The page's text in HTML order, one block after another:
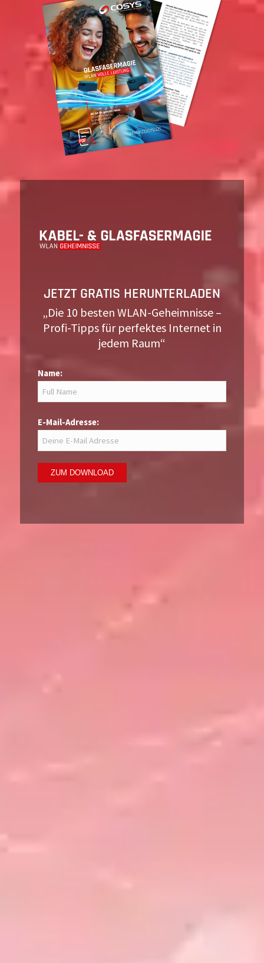
JETZT GRATIS HERUNTERLADEN
„Die 10 besten WLAN-Geheimnisse –
Profi-Tipps für perfektes Internet in
jedem Raum“
Name:
E-Mail-Adresse: